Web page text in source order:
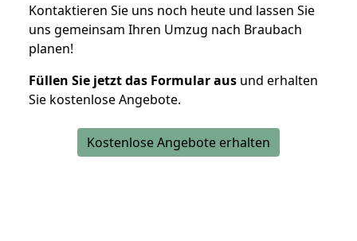
Kontaktieren Sie uns noch heute und lassen Sie
uns gemeinsam Ihren Umzug nach Braubach
planen!
Füllen Sie jetzt das Formular aus und erhalten
Sie kostenlose Angebote.
Kostenlose Angebote erhalten